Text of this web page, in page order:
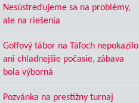
Nesústreďujeme sa na problémy,
ale na riešenia
Golfový tábor na Táľoch nepokazilo
ani chladnejšie počasie, zábava
bola výborná
Pozvánka na prestížny turnaj